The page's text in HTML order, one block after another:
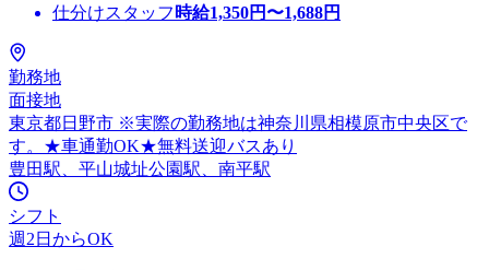
仕分けスタッフ 時給1,350円〜1,688円
勤務地
面接地
東京都日野市 ※実際の勤務地は神奈川県相模原市中央区で
す。★車通勤OK★無料送迎バスあり
豊田駅、平山城址公園駅、南平駅
シフト
週2日からOK